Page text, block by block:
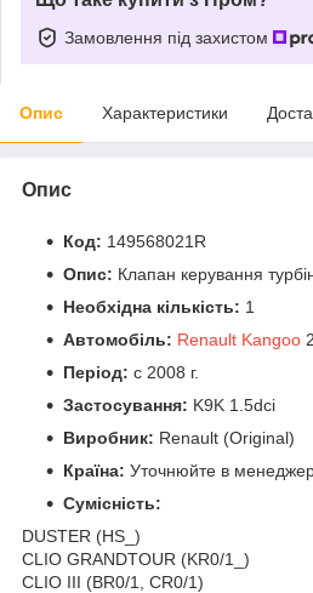
Замовлення під захистом
Опис Характеристики
Опис
Код: 149568021R
Опис: Клапан керування
Необхідна кількість: 1
Автомобіль: Renault Kangoo 2
Період: c 2008 г.
Застосування: K9K 1.5dci
Виробник: Renault (Original)
Країна: Уточнюйте в
Сумісність:
DUSTER (HS_)
CLIO GRANDTOUR (KR0/1_)
CLIO III (BR0/1, CR0/1)